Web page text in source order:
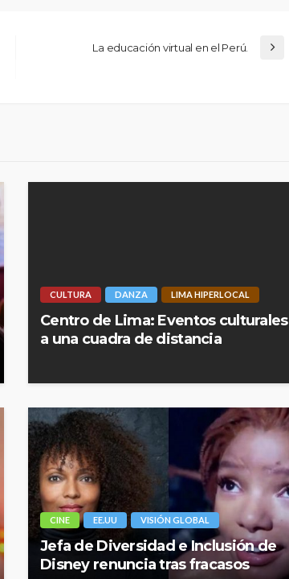
La educación virtual en el Perú.
CULTURA DANZA LIMA HIPERLOCAL
Centro de Lima: Eventos culturales
a una cuadra de distancia
CINE EE.UU VISIÓN GLOBAL
Jefa de Diversidad e Inclusión de
Disney renuncia tras fracasos